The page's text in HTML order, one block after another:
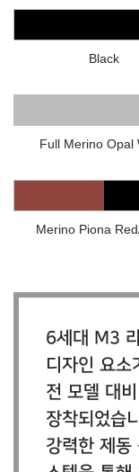
Black
Full Merino Opal
Merino Piona
6세대 M3
디자인 요
전 모델 대
장착되었습
강력한 제동